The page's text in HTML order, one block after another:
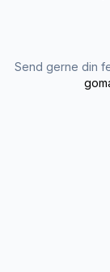
Send gerne din